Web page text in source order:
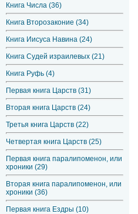
Книга Числа (36)
Книга Второзаконие (34)
Книга Иисуса Навина (24)
Книга Судей израилевых (21)
Книга Руфь (4)
Первая книга Царств (31)
Вторая книга Царств (24)
Третья книга Царств (22)
Четвертая книга Царств (25)
Первая книга паралипоменон, или
хроники (29)
Вторая книга паралипоменон, или
хроники (36)
Первая книга Ездры (10)